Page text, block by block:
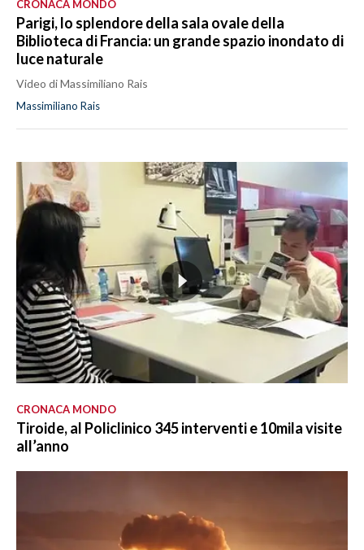
CRONACA MONDO
Parigi, lo splendore della sala ovale della
Biblioteca di Francia: un grande spazio inondato di
luce naturale
Video di Massimiliano Rais
Massimiliano Rais
CRONACA MONDO
Tiroide, al Policlinico 345 interventi e 10mila visite
all’anno